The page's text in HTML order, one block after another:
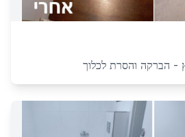
- הברקה והסרת לכלוך